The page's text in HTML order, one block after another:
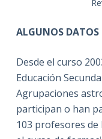
ALGUNOS
Desde el curso
Educación
Agrupaciones
participan o han
103 profesores de